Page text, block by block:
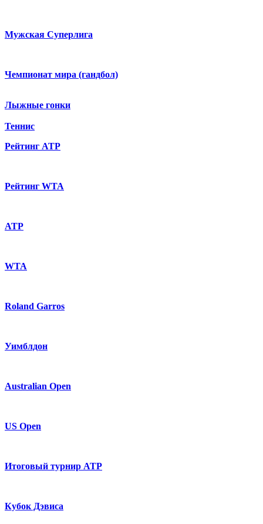
Мужская Суперлига
Чемпионат мира (гандбол)
Лыжные гонки
Теннис
Рейтинг ATP
Рейтинг WTA
ATP
WTA
Roland Garros
Уимблдон
Australian Open
US Open
Итоговый турнир ATP
Кубок Дэвиса